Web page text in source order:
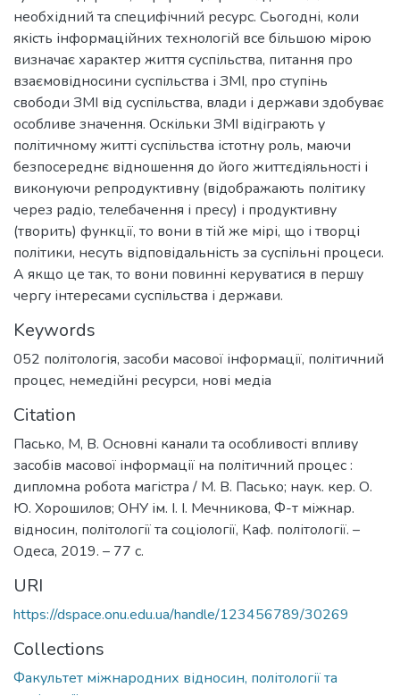
необхідний та специфічний ресурс. Сьогодні, коли
якість інформаційних технологій все більшою мірою
визначає характер життя суспільства, питання про
взаємовідносини суспільства і ЗМІ, про ступінь
свободи ЗМІ від суспільства, влади і держави здобуває
особливе значення. Оскільки ЗМІ відіграють у
політичному житті суспільства істотну роль, маючи
безпосереднє відношення до його життєдіяльності і
виконуючи репродуктивну (відображають політику
через радіо, телебачення і пресу) і продуктивну
(творить) функції, то вони в тій же мірі, що і творці
політики, несуть відповідальність за суспільні процеси.
А якщо це так, то вони повинні керуватися в першу
чергу інтересами суспільства і держави.
Keywords
052 політологія, засоби масової інформації, політичний
процес, немедійні ресурси, нові медіа
Citation
Пасько, М, В. Основні канали та особливості впливу
засобів масової інформації на політичний процес :
дипломна робота магістра / М. В. Пасько; наук. кер. О.
Ю. Хорошилов; ОНУ ім. І. І. Мечникова, Ф-т міжнар.
відносин, політології та соціології, Каф. політології. –
Одеса, 2019. – 77 с.
URI
https://dspace.onu.edu.ua/handle/123456789/30269
Collections
Факультет міжнародних відносин, політології та